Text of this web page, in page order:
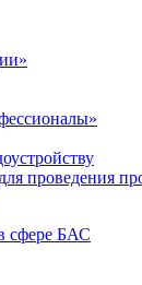
проведения
сфере БАС